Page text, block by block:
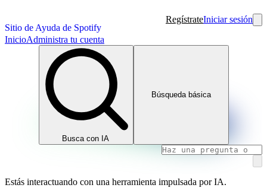
Sitio de Ayuda de Spotify
RegístrateIniciar sesión
InicioAdministra tu cuenta
Busca con IA
Búsqueda básica
Estás interactuando con una herramienta impulsada por IA.